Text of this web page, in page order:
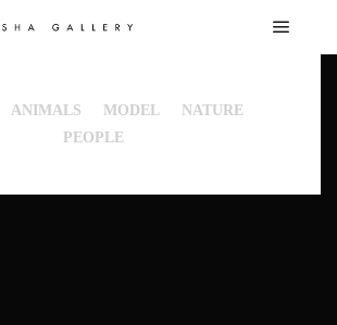
メイ
ANIMALS MODEL
NATURE
PEOPLE